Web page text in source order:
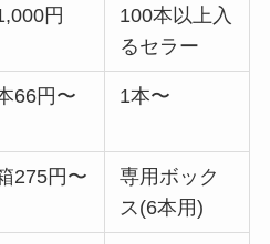
円
100本以上入
るセラー
66円〜 1本〜
275円〜
専用ボック
ス(6本用)